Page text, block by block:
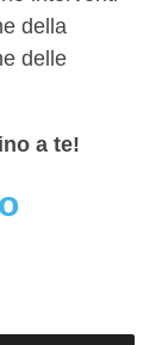
della
delle
a te!